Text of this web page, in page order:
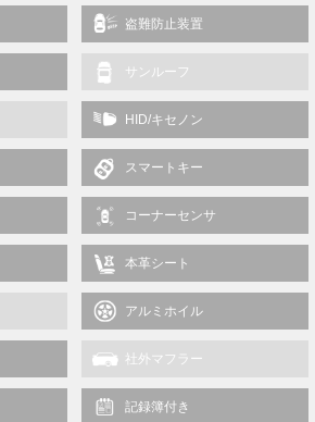
盗難防止装置
サンルーフ
HID/キセノン
スマートキー
コーナーセンサ
本革シート
アルミホイル
社外マフラー
記録簿付き